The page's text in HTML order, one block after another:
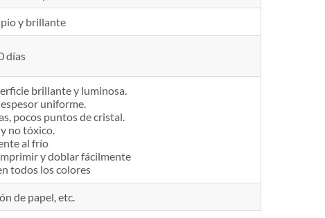
y brillante
días
brillante y luminosa.
uniforme.
pocos puntos de cristal.
no tóxico.
al frío
y doblar fácilmente
todos los colores
de papel, etc.